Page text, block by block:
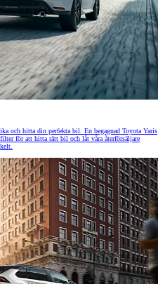
och hitta din perfekta bil. En begagnad Toyota Yaris
för att hitta rätt bil och låt våra återförsäljare